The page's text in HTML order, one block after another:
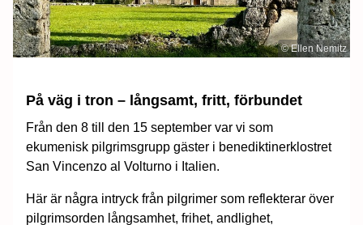
© Ellen Nemitz
På väg i tron – långsamt, fritt, förbundet
Från den 8 till den 15 september var vi som
ekumenisk pilgrimsgrupp gäster i benediktinerklostret
San Vincenzo al Volturno i Italien.
Här är några intryck från pilgrimer som reflekterar över
pilgrimsorden långsamhet, frihet, andlighet,